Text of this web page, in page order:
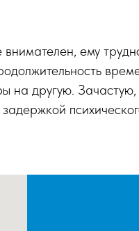
ему
на другую.